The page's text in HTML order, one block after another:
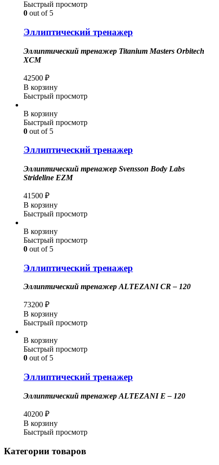
Быстрый просмотр
0 out of 5
Эллиптический тренажер
Эллиптический тренажер Titanium Masters Orbitech
XCM
42500 ₽
В корзину
Быстрый просмотр
В корзину
Быстрый просмотр
0 out of 5
Эллиптический тренажер
Эллиптический тренажер Svensson Body Labs
Strideline EZM
41500 ₽
В корзину
Быстрый просмотр
В корзину
Быстрый просмотр
0 out of 5
Эллиптический тренажер
Эллиптический тренажер ALTEZANI CR – 120
73200 ₽
В корзину
Быстрый просмотр
В корзину
Быстрый просмотр
0 out of 5
Эллиптический тренажер
Эллиптический тренажер ALTEZANI E – 120
40200 ₽
В корзину
Быстрый просмотр
Категории товаров